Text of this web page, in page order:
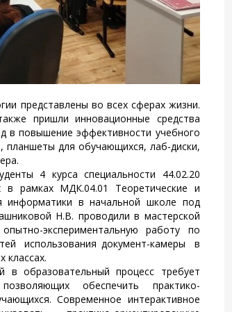
представлены во всех сферах жизни.
пришли инновационные средства
в повышение эффективности учебного
планшеты для обучающихся, лаб-диски,
4 курса специальности 44.02.20
в рамках МДК.04.01 Теоретические и
информатики в начальной школе под
Н.В. проводили в мастерской
экспериментальную работу по
использования документ-камеры в
классах.
процесс требует
обеспечить практико-
Современное интерактивное